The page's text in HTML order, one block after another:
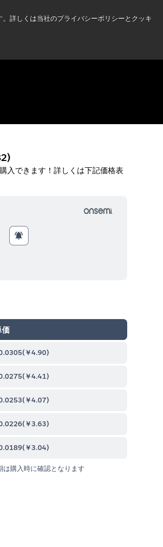
詳しくは当社のプライバシーポリシーとクッキ
)
入できます！詳しくは下記価格表
価
(￥4.90)
(￥4.41)
(￥4.07)
(￥3.63)
(￥3.04)
購入時に確認となります